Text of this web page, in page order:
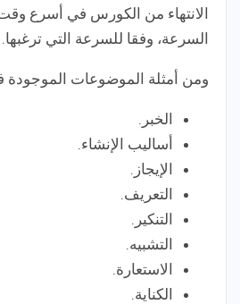
الانتهاء من الكورس في أسرع
السرعة، وفقا للسرعة التي ترغبها.
ومن أمثلة الموضوعات الموجودة
الخبر.
أساليب الإنشاء.
الإيجاز.
التعريف.
التنكير.
التشبيه.
الاستعارة.
الكناية.